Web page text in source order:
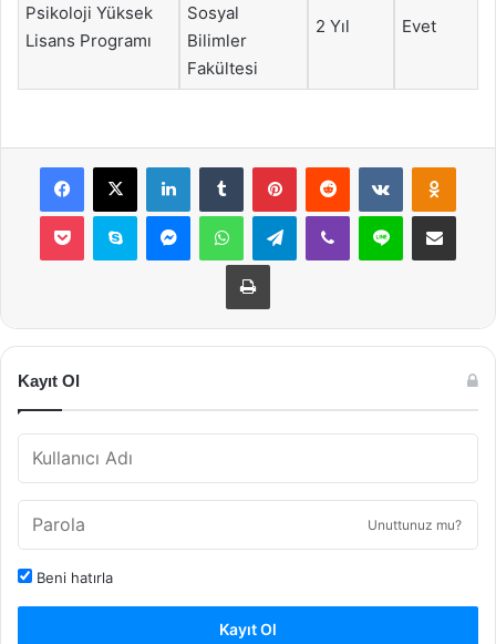
Psikoloji Yüksek
Lisans Programı
Sosyal
Bilimler
Fakültesi
2 Yıl Evet
Facebook
X LinkedInTumblr PinterestReddit VKontakte
Pocket Skype MessengerWhatsAppTelegramViber Line E-Posta ile
Yazdır
Kayıt Ol
Unuttunuz mu?
Beni hatırla
Kayıt Ol